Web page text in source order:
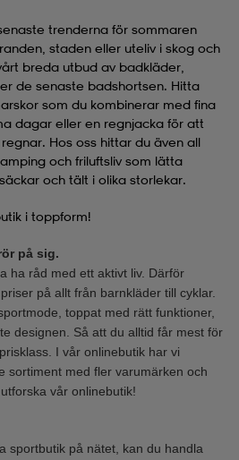
trenderna för sommaren
staden eller uteliv i skog och
breda utbud av badkläder
de senaste badshortsen. Hitta
som du kombinerar med fina
dagar eller en regnjacka för att
Hos oss hittar du även all
och friluftsliv som lätta
och tält i olika storlekar.
i toppform!
på sig.
ha råd med ett aktivt liv. Därför
på allt från barnkläder till cyklar.
toppat med rätt funktioner,
designen. Så att du alltid får mest för
I vår onlinebutik har vi
sortiment med fler varumärken och
vår onlinebutik!
sportbutik på nätet, kan du handla